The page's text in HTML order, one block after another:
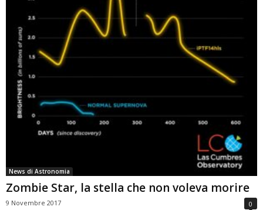
News di Astronomia
Zombie Star, la stella che non voleva morire
9 Novembre 2017 0